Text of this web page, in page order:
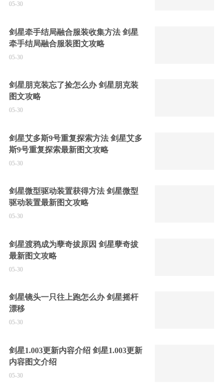
05-30
剑星牵手结局融合服装收集方法 剑星
牵手结局融合服装图文攻略
05-30
剑星朋克装忘了捡怎么办 剑星朋克装
图文攻略
05-30
剑星艾多斯9号重复探索方法 剑星艾多
斯9号重复探索最新图文攻略
05-30
剑星微型驱动装置获得方法 剑星微型
驱动装置最新图文攻略
05-30
剑星渡鸦成为孽奇拔原因 剑星孽奇拔
最新图文攻略
05-30
剑星镜头一只往上跑怎么办 剑星摇杆
漂移
05-30
剑星1.003更新内容介绍 剑星1.003更新
内容图文介绍
05-30